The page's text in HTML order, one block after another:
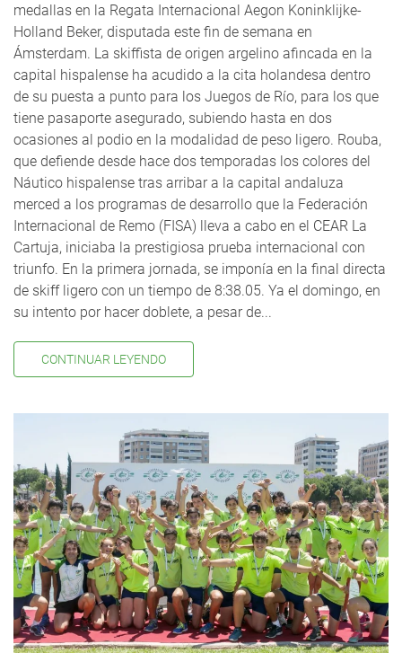
medallas en la Regata Internacional Aegon Koninklijke-
Holland Beker, disputada este fin de semana en
Ámsterdam. La skiffista de origen argelino afincada en la
capital hispalense ha acudido a la cita holandesa dentro
de su puesta a punto para los Juegos de Río, para los que
tiene pasaporte asegurado, subiendo hasta en dos
ocasiones al podio en la modalidad de peso ligero. Rouba,
que defiende desde hace dos temporadas los colores del
Náutico hispalense tras arribar a la capital andaluza
merced a los programas de desarrollo que la Federación
Internacional de Remo (FISA) lleva a cabo en el CEAR La
Cartuja, iniciaba la prestigiosa prueba internacional con
triunfo. En la primera jornada, se imponía en la final directa
de skiff ligero con un tiempo de 8:38.05. Ya el domingo, en
su intento por hacer doblete, a pesar de...
CONTINUAR LEYENDO